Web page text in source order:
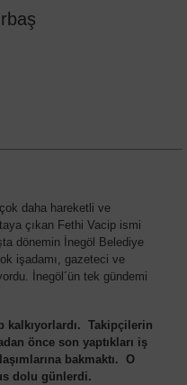
daha hareketli ve
çıkan Fethi Vacip ismi
dönemin İnegöl Belediye
işadamı, gazeteci ve
İnegöl´ün tek gündemi
kalkıyorlardı. Takipçilerin
önce son yaptıkları iş
bakmaktı. O
dolu günlerdi.